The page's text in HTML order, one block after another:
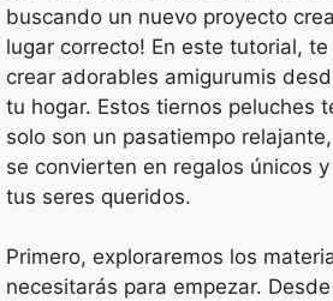
buscando un nuevo proyecto
lugar correcto! En este tutorial,
crear adorables amigurumis
tu hogar. Estos tiernos peluches
solo son un pasatiempo
se convierten en regalos únicos
tus seres queridos.
Primero, exploraremos los
necesitarás para empezar.